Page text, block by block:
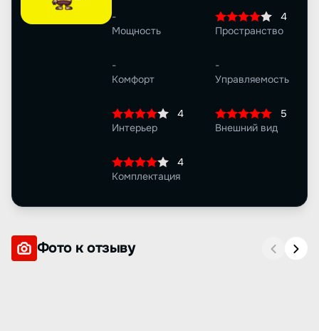
-
Мощность
4
Пространство
-
Комфорт
-
Управляемость
4
Интерьер
5
Внешний вид
4
Комплектация
Фото к отзыву